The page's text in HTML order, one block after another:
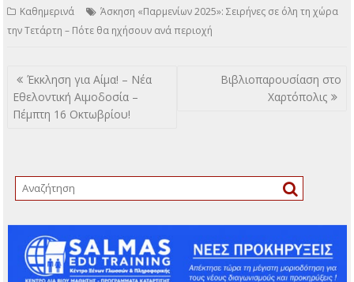
Καθημερινά
Άσκηση «Παρμενίων 2025»: Σειρήνες σε όλη τη χώρα
την Τετάρτη – Πότε θα ηχήσουν ανά περιοχή
Πλοήγηση
άρθρων
Έκκληση για Αίμα! – Νέα
Εθελοντική Αιμοδοσία –
Πέμπτη 16 Οκτωβρίου!
Βιβλιοπαρουσίαση στο
Χαρτόπολις